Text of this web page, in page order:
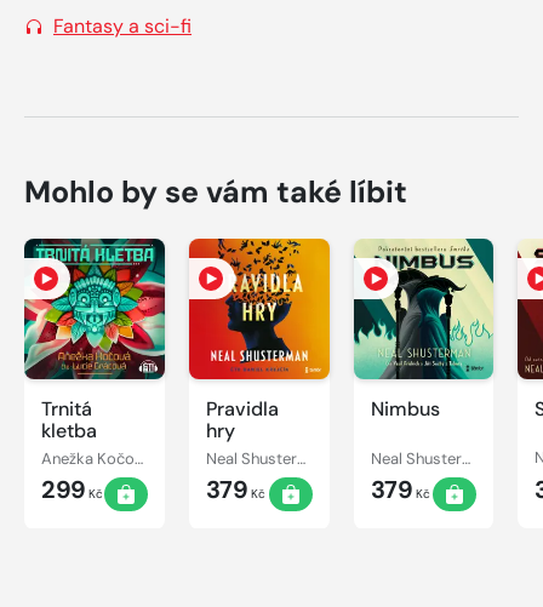
Fantasy a sci-fi
Mohlo by se vám také líbit
Trnitá
kletba
Anežka Kočová
299 Kč
Pravidla
hry
Neal Shusterman
379 Kč
Nimbus
Neal Shusterman
379 Kč